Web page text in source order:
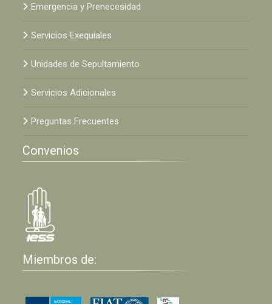
Emergencia y Prenecesidad
Servicios Exequiales
Unidades de Sepultamiento
Servicios Adicionales
Preguntas Frecuentes
Convenios
Miembros de: